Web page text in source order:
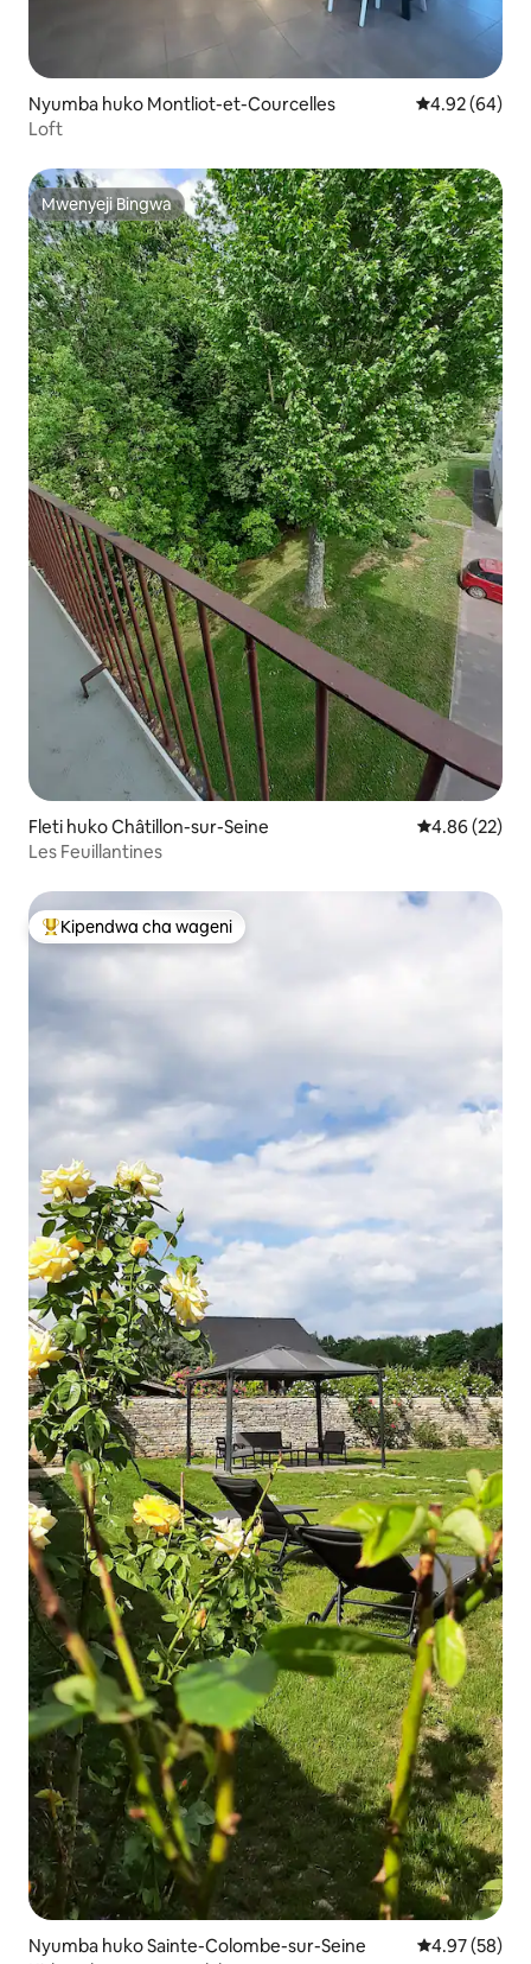
Nyumba huko Montliot-et-Courcelles Ukadiriaji wa
4.92 (64)
Loft
Mwenyeji Bingwa
Mwenyeji Bingwa
Fleti huko Châtillon-sur-Seine Ukadiriaji wa
4.86 (22)
Les Feuillantines
Kipendwa maarufu cha wageni
Kipendwa cha wageni
Nyumba huko Sainte-Colombe-sur-Seine Ukadiriaji wa
4.97 (58)